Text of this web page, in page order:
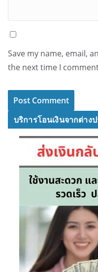
Save my name, email,
the next time I
บริการโอนเงินจากต่าง